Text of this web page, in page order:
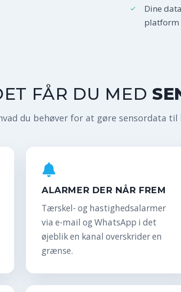
Dine
platform
FÅR DU MED
du behøver for at gøre sensordata til
ALARMER DER NÅR FREM
Tærskel- og hastighedsalarmer
via e-mail og WhatsApp i det
øjeblik en kanal overskrider en
grænse.